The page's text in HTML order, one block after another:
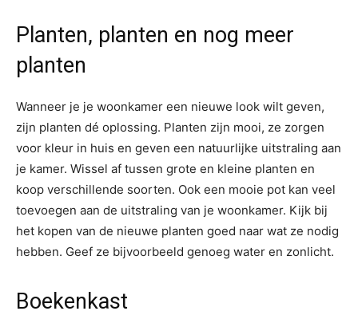
Planten, planten en nog meer
planten
Wanneer je je woonkamer een nieuwe look wilt geven,
zijn planten dé oplossing. Planten zijn mooi, ze zorgen
voor kleur in huis en geven een natuurlijke uitstraling aan
je kamer. Wissel af tussen grote en kleine planten en
koop verschillende soorten. Ook een mooie pot kan veel
toevoegen aan de uitstraling van je woonkamer. Kijk bij
het kopen van de nieuwe planten goed naar wat ze nodig
hebben. Geef ze bijvoorbeeld genoeg water en zonlicht.
Boekenkast